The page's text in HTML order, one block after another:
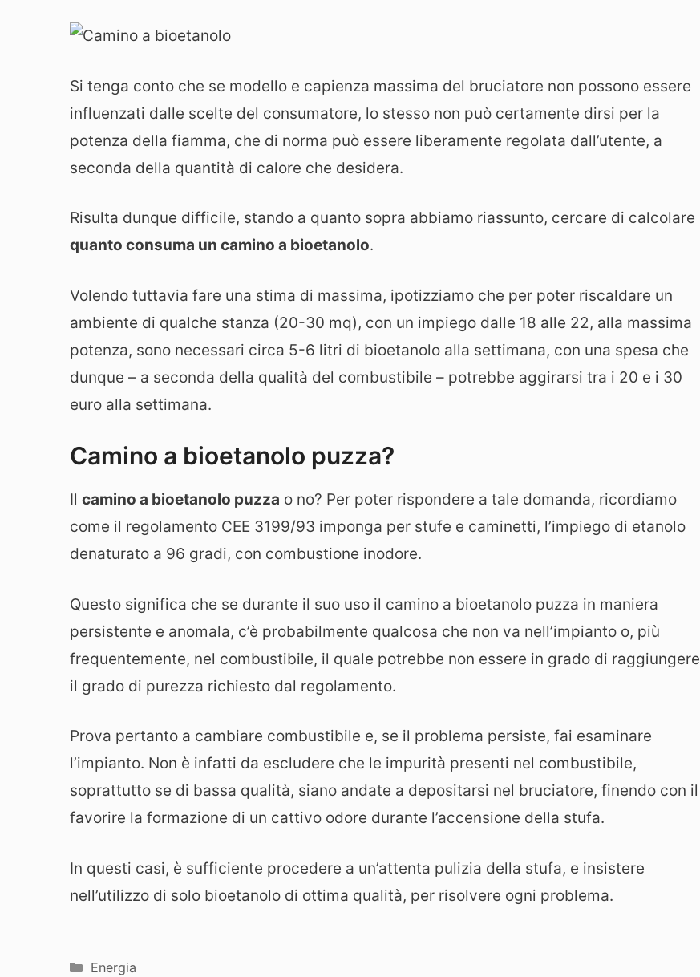
Si tenga conto che se modello e capienza massima del bruciatore non possono essere
influenzati dalle scelte del consumatore, lo stesso non può certamente dirsi per la
potenza della fiamma, che di norma può essere liberamente regolata dall’utente, a
seconda della quantità di calore che desidera.
Risulta dunque difficile, stando a quanto sopra abbiamo riassunto, cercare di calcolare
quanto consuma un camino a bioetanolo.
Volendo tuttavia fare una stima di massima, ipotizziamo che per poter riscaldare un
ambiente di qualche stanza (20-30 mq), con un impiego dalle 18 alle 22, alla massima
potenza, sono necessari circa 5-6 litri di bioetanolo alla settimana, con una spesa che
dunque – a seconda della qualità del combustibile – potrebbe aggirarsi tra i 20 e i 30
euro alla settimana.
Camino a bioetanolo puzza?
Il camino a bioetanolo puzza o no? Per poter rispondere a tale domanda, ricordiamo
come il regolamento CEE 3199/93 imponga per stufe e caminetti, l’impiego di etanolo
denaturato a 96 gradi, con combustione inodore.
Questo significa che se durante il suo uso il camino a bioetanolo puzza in maniera
persistente e anomala, c’è probabilmente qualcosa che non va nell’impianto o, più
frequentemente, nel combustibile, il quale potrebbe non essere in grado di raggiungere
il grado di purezza richiesto dal regolamento.
Prova pertanto a cambiare combustibile e, se il problema persiste, fai esaminare
l’impianto. Non è infatti da escludere che le impurità presenti nel combustibile,
soprattutto se di bassa qualità, siano andate a depositarsi nel bruciatore, finendo con il
favorire la formazione di un cattivo odore durante l’accensione della stufa.
In questi casi, è sufficiente procedere a un’attenta pulizia della stufa, e insistere
nell’utilizzo di solo bioetanolo di ottima qualità, per risolvere ogni problema.
Categorie
Energia